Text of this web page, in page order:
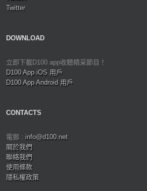
Twitter
DOWNLOAD
立即下載D100 app收聽精采節目！
D100 App iOS 用戶
D100 App Android 用戶
CONTACTS
電郵 : info@d100.net
關於我們
聯絡我們
使用條款
隱私權政策